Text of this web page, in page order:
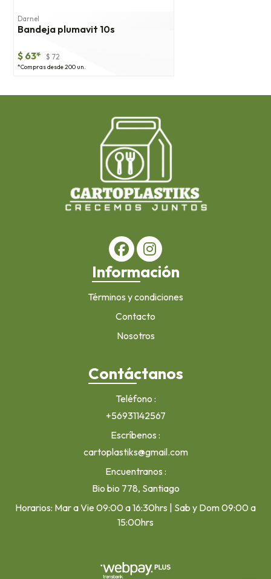
Darnel
Bandeja plumavit 10s
$ 63* $ 72
*Compras desde 200 un.
Información
Términos y condiciones
Contacto
Nosotros
Contáctanos
Teléfono
+56931142567
Escríbenos
cartoplastiks@gmail.com
Encuentranos
Bio bio 778, Santiago
Horarios: Mar a Vie 09:00 a 16:30hrs | Sab y Dom 09:00 a
15:00hrs